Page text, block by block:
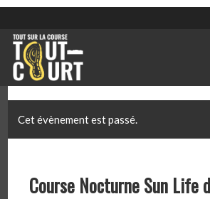
Cet évènement est passé.
Course Nocturne Sun Life